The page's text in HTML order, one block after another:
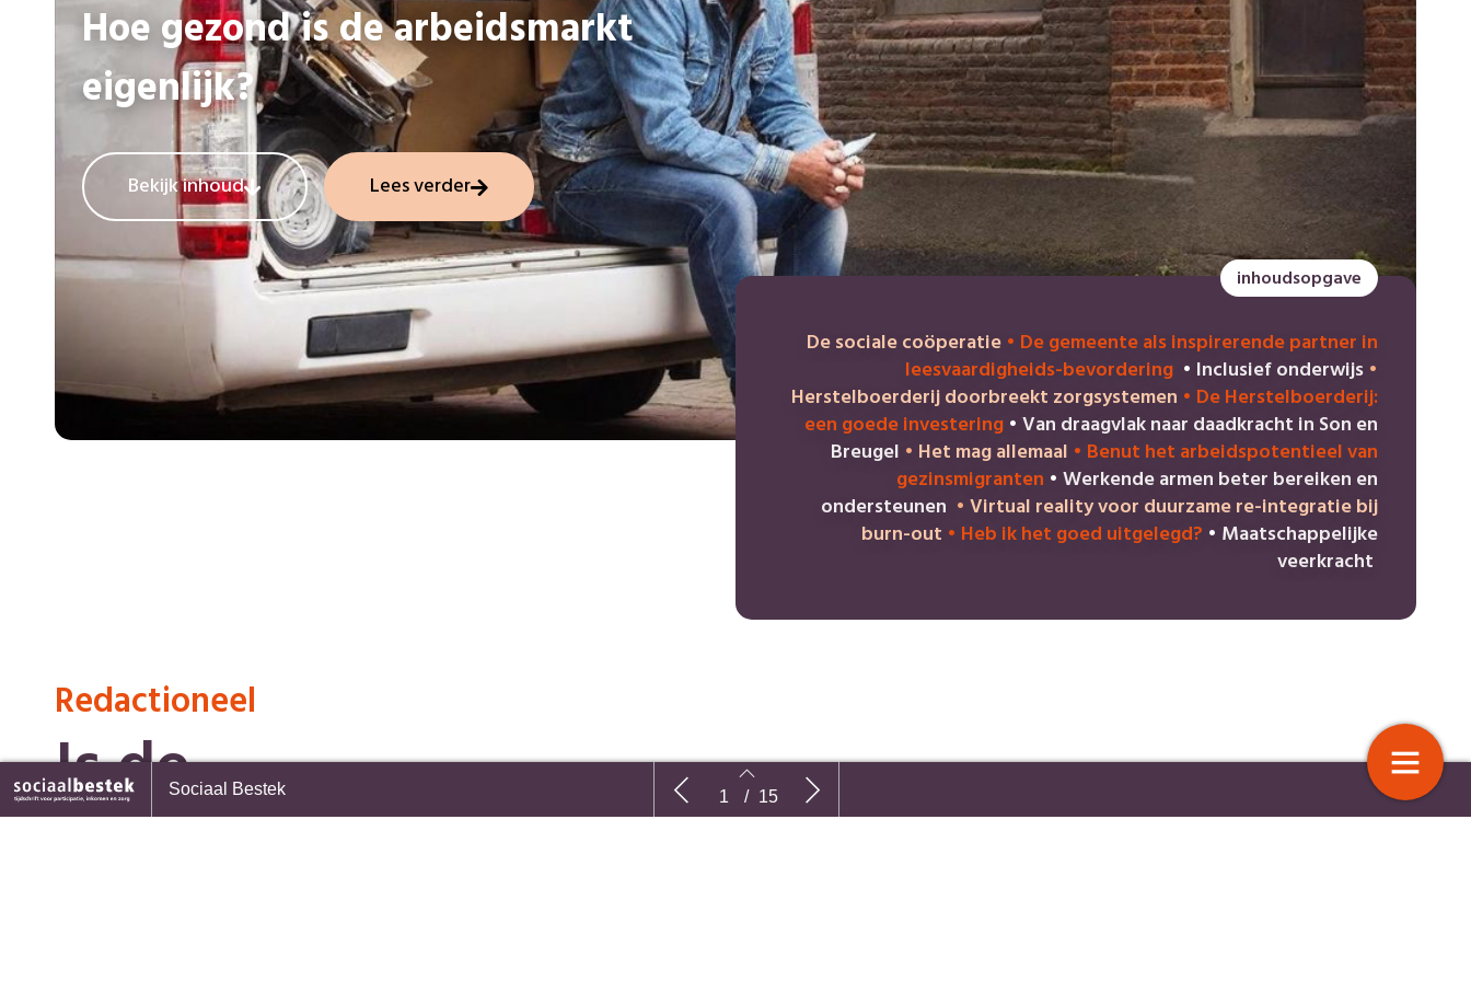
Terug naar overzicht
Maatschappelijke veerkracht in tijden
van crisis en transformatie
Virtual reality voor
Sociaal Bestek 1 / 15
Hoe gezond is de arbeidsmarkt
eigenlijk?
Bekijk inhoud Lees verder
inhoudsopgave
De sociale coöperatie • De gemeente als inspirerende partner in
leesvaardigheids-bevordering • Inclusief onderwijs •
Herstelboerderij doorbreekt zorgsystemen • De Herstelboerderij:
een goede investering • Van draagvlak naar daadkracht in Son en
Breugel • Het mag allemaal • Benut het arbeidspotentieel van
gezinsmigranten • Werkende armen beter bereiken en
ondersteunen • Virtual reality voor duurzame re-integratie bij
burn-out • Heb ik het goed uitgelegd? • Maatschappelijke
veerkracht
Redactioneel
Is de
arbeidsmarkt